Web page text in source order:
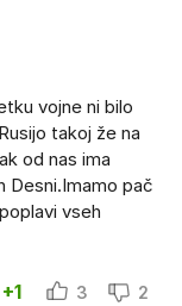
vojne ni bilo
takoj že na
od nas ima
Desni.Imamo pač
vseh
+1 3 2